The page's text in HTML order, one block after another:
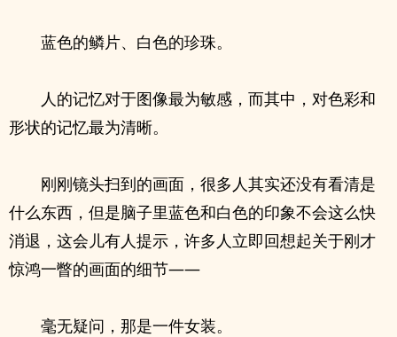
蓝色的鳞片、白色的珍珠。
人的记忆对于图像最为敏感，而其中，对色彩和
形状的记忆最为清晰。
刚刚镜头扫到的画面，很多人其实还没有看清是
什么东西，但是脑子里蓝色和白色的印象不会这么快
消退，这会儿有人提示，许多人立即回想起关于刚才
惊鸿一瞥的画面的细节——
毫无疑问，那是一件女装。